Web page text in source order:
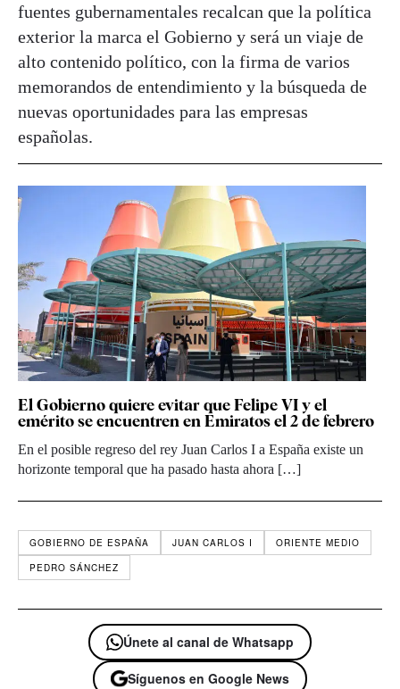
fuentes gubernamentales recalcan que la política
exterior la marca el Gobierno y será un viaje de
alto contenido político, con la firma de varios
memorandos de entendimiento y la búsqueda de
nuevas oportunidades para las empresas
españolas.
El Gobierno quiere evitar que Felipe VI y el
emérito se encuentren en Emiratos el 2 de febrero
En el posible regreso del rey Juan Carlos I a España existe un
horizonte temporal que ha pasado hasta ahora […]
GOBIERNO DE ESPAÑA JUAN CARLOS I
ORIENTE MEDIO
PEDRO SÁNCHEZ
Únete al canal de Whatsapp
Síguenos en Google News